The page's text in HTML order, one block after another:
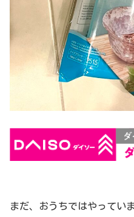
まだ、おうちではやってい